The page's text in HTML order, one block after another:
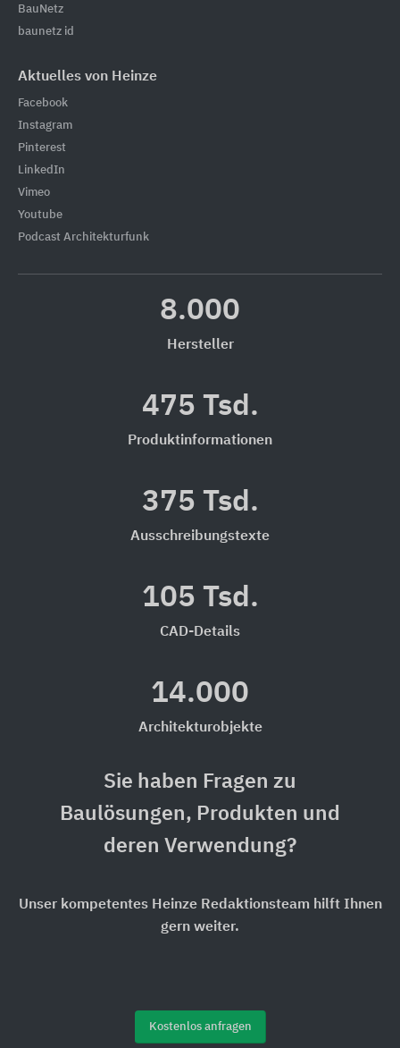
BauNetz
baunetz id
Aktuelles von Heinze
Facebook
Instagram
Pinterest
LinkedIn
Vimeo
Youtube
Podcast Architekturfunk
8.000
Hersteller
475 Tsd.
Produktinformationen
375 Tsd.
Ausschreibungstexte
105 Tsd.
CAD-Details
14.000
Architekturobjekte
Sie haben Fragen zu
Baulösungen, Produkten und
deren Verwendung?
Unser kompetentes Heinze Redaktionsteam hilft Ihnen
gern weiter.
Kostenlos anfragen